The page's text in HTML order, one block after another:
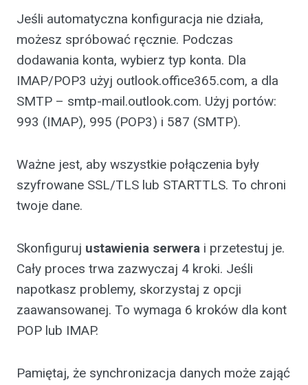
Jeśli automatyczna konfiguracja nie działa,
możesz spróbować ręcznie. Podczas
dodawania konta, wybierz typ konta. Dla
IMAP/POP3 użyj outlook.office365.com, a dla
SMTP – smtp-mail.outlook.com. Użyj portów:
993 (IMAP), 995 (POP3) i 587 (SMTP).
Ważne jest, aby wszystkie połączenia były
szyfrowane SSL/TLS lub STARTTLS. To chroni
twoje dane.
Skonfiguruj ustawienia serwera i przetestuj je.
Cały proces trwa zazwyczaj 4 kroki. Jeśli
napotkasz problemy, skorzystaj z opcji
zaawansowanej. To wymaga 6 kroków dla kont
POP lub IMAP.
Pamiętaj, że synchronizacja danych może zająć